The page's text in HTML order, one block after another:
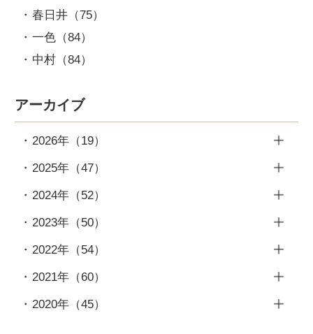
春日井（75）
一色（84）
中村（84）
アーカイブ
2026年（19）
7月（2）
4月 （2）
3月（3）
2月（2）
1月 （3）
2025年（47）
12月（4）
9月 （4）
8月（4）
7月（4）
2024年（52）
12月（5）
9月 （4）
8月（7）
2023年（50）
12月（5）
9月 （4）
2022年（54）
12月（6）
2021年（60）
12月（4）
2020年（45）